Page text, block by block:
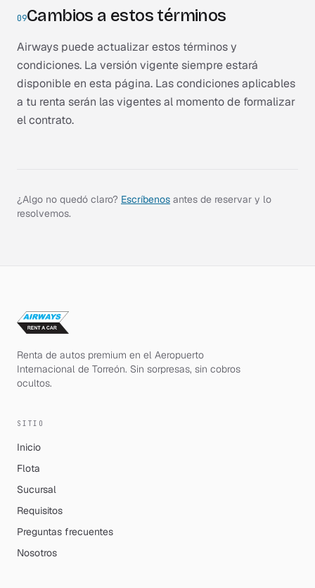
09Cambios a estos términos
Airways puede actualizar estos términos y
condiciones. La versión vigente siempre estará
disponible en esta página. Las condiciones aplicables
a tu renta serán las vigentes al momento de formalizar
el contrato.
¿Algo no quedó claro? Escríbenos antes de reservar y lo
resolvemos.
Renta de autos premium en el Aeropuerto
Internacional de Torreón. Sin sorpresas, sin cobros
ocultos.
SITIO
Inicio
Flota
Sucursal
Requisitos
Preguntas frecuentes
Nosotros